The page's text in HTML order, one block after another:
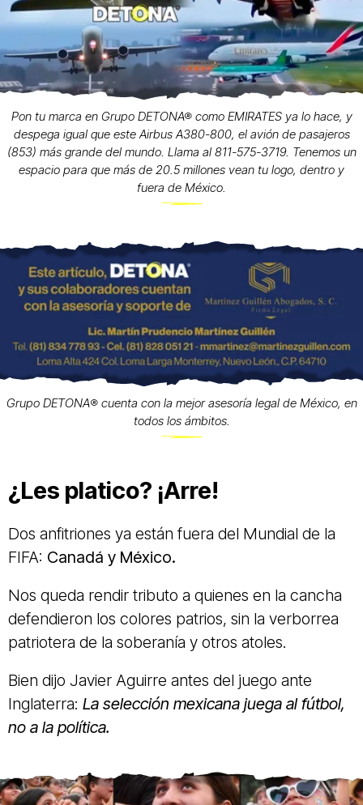
Pon tu marca en Grupo DETONA® como EMIRATES ya lo hace, y
despega igual que este Airbus A380-800, el avión de pasajeros
(853) más grande del mundo. Llama al 811-575-3719. Tenemos un
espacio para que más de 20.5 millones vean tu logo, dentro y
fuera de México.
Grupo DETONA®️ cuenta con la mejor asesoría legal de México, en
todos los ámbitos.
¿Les platico? ¡Arre!
Dos anfitriones ya están fuera del Mundial de la
FIFA: Canadá y México.
Nos queda rendir tributo a quienes en la cancha
defendieron los colores patrios, sin la verborrea
patriotera de la soberanía y otros atoles.
Bien dijo Javier Aguirre antes del juego ante
Inglaterra: La selección mexicana juega al fútbol,
no a la política.